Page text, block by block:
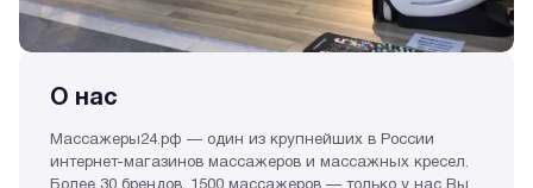
О нас
Массажеры24.рф — один из крупнейших в России
интернет-магазинов массажеров и массажных кресел.